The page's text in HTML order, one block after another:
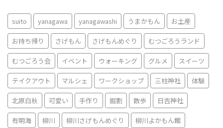
suito yanagawa yanagawashi うまかもん お土産
お持ち帰り さげもん さげもんめぐり むつごろうランド
むつごろう会 イベント ウォーキング グルメ スイーツ
テイクアウト マルシェ ワークショップ 三柱神社 体験
北原白秋 可愛い 手作り 掘割 散歩 日吉神社
有明海 柳川 柳川さげもんめぐり 柳川よかもん館